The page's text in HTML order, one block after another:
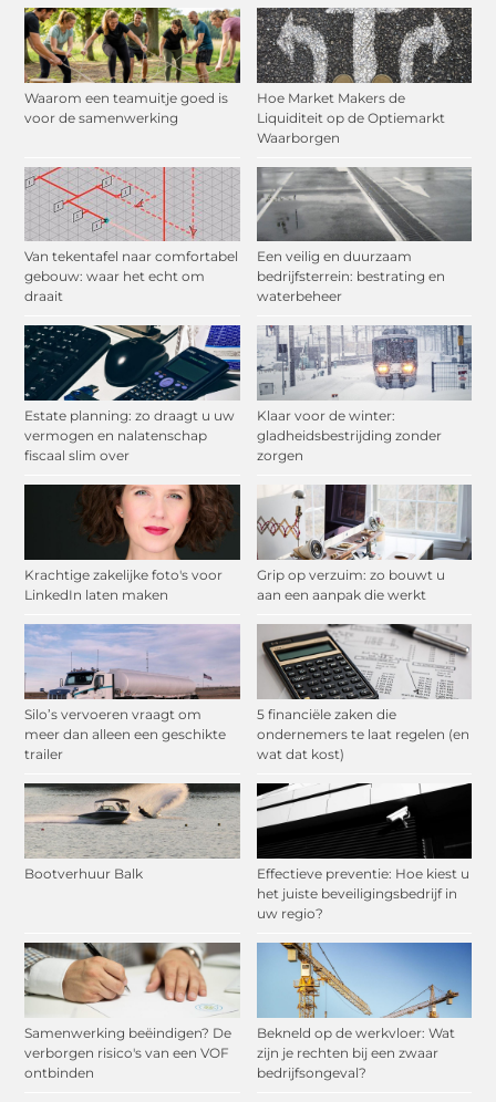
Waarom een teamuitje goed is
voor de samenwerking
Hoe Market Makers de
Liquiditeit op de Optiemarkt
Waarborgen
Van tekentafel naar comfortabel
gebouw: waar het echt om
draait
Een veilig en duurzaam
bedrijfsterrein: bestrating en
waterbeheer
Estate planning: zo draagt u uw
vermogen en nalatenschap
fiscaal slim over
Klaar voor de winter:
gladheidsbestrijding zonder
zorgen
Krachtige zakelijke foto's voor
LinkedIn laten maken
Grip op verzuim: zo bouwt u
aan een aanpak die werkt
Silo’s vervoeren vraagt om
meer dan alleen een geschikte
trailer
5 financiële zaken die
ondernemers te laat regelen (en
wat dat kost)
Bootverhuur Balk
Effectieve preventie: Hoe kiest u
het juiste beveiligingsbedrijf in
uw regio?
Samenwerking beëindigen? De
verborgen risico's van een VOF
ontbinden
Bekneld op de werkvloer: Wat
zijn je rechten bij een zwaar
bedrijfsongeval?